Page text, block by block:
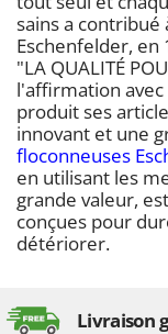
Trev - Abrek -
Trotec
Troy-Bilt
U
Udor
Unger
V
Verdemax
sains a contribué
Eschenfelder, en
"LA QUALITÉ
l'affirmation
produit ses
innovant et une
floconneuses
en utilisant les
grande valeur,
conçues pour
détériorer.
Livraison